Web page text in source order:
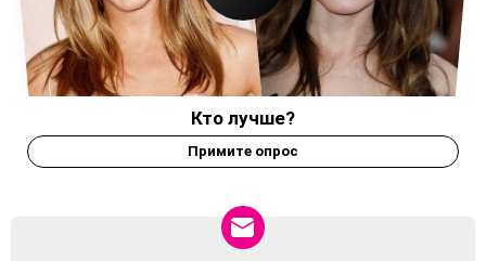
Кто лучше?
Примите опрос